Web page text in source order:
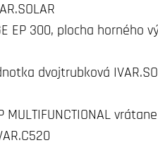
EP 300, plocha horného
dvojtrubková